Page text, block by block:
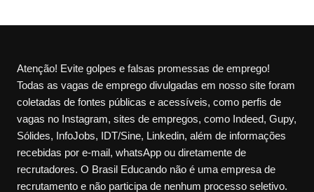
Atenção! Evite golpes e falsas promessas de emprego!
Todas as vagas de emprego divulgadas em nosso site foram
coletadas de fontes públicas e acessíveis, como perfis de
vagas no Instagram, sites de empregos, como Indeed, Gupy,
Sólides, InfoJobs, IDT/Sine, Linkedin, além de informações
recebidas por e-mail, whatsApp ou diretamente de
recrutadores. O Brasil Educando não é uma empresa de
recrutamento e não participa de nenhum processo seletivo.